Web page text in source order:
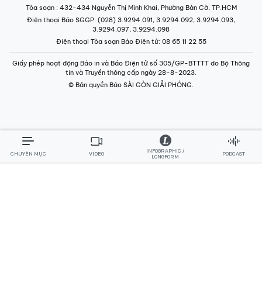
Tòa soạn : 432-434 Nguyễn Thị Minh Khai, Phường Bàn Cờ, TP.HCM
Điện thoại Báo SGGP: (028) 3.9294.091, 3.9294.092, 3.9294.093,
3.9294.097, 3.9294.098
Điện thoại Tòa soạn Báo Điện tử: 08 65 11 22 55
Giấy phép hoạt động Báo in và Báo Điện tử số 305/GP-BTTTT do Bộ Thông
tin và Truyền thông cấp ngày 28-8-2023.
© Bản quyền Báo SÀI GÒN GIẢI PHÓNG.
CHUYÊN MỤC VIDEO
INFOGRAPHIC /
LONGFORM
PODCAST